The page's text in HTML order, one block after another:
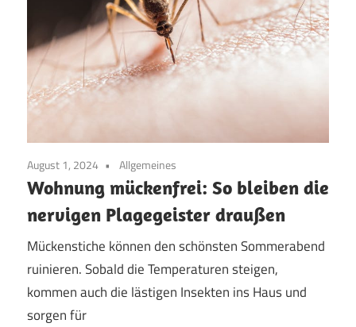
August 1, 2024 Allgemeines
Wohnung mückenfrei: So bleiben die
nervigen Plagegeister draußen
Mückenstiche können den schönsten Sommerabend
ruinieren. Sobald die Temperaturen steigen,
kommen auch die lästigen Insekten ins Haus und
sorgen für